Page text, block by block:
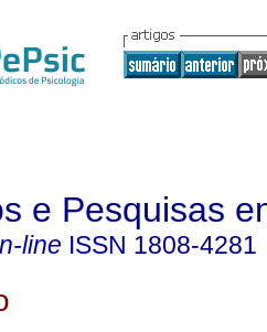
e Pesquisas
line ISSN 1808-4281